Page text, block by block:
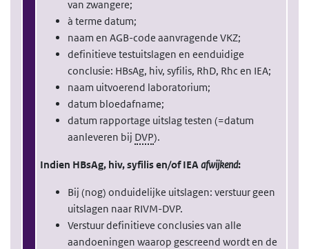
van zwangere;
à terme datum;
naam en AGB-code aanvragende VKZ;
definitieve testuitslagen en eenduidige
conclusie: HBsAg, hiv, syfilis, RhD, Rhc en IEA;
naam uitvoerend laboratorium;
datum bloedafname;
datum rapportage uitslag testen (=datum
aanleveren bij DVP).
Indien HBsAg, hiv, syfilis en/of IEAafwijkend:
Bij (nog) onduidelijke uitslagen: verstuur geen
uitslagen naar RIVM-DVP.
Verstuur definitieve conclusies van alle
aandoeningen waarop gescreend wordt en de